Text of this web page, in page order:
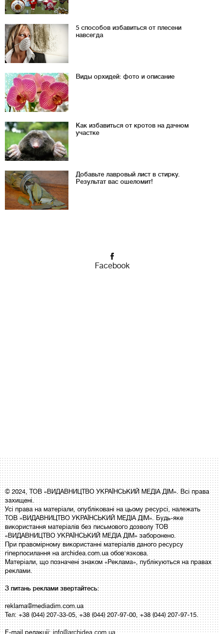
5 способов избавиться от плесени
навсегда
Виды орхидей: фото и описание
Как избавиться от кротов на дачном
участке
Добавьте лавровый лист в стирку.
Результат вас ошеломит!
Facebook
© 2024, ТОВ «ВИДАВНИЦТВО УКРАЇНСЬКИЙ МЕДІА ДІМ». Всі права
захищені.
Усі права на матеріали, опубліковані на цьому ресурсі, належать
ТОВ «ВИДАВНИЦТВО УКРАЇНСЬКИЙ МЕДІА ДІМ». Будь-яке
використання матеріалів без письмового дозволу ТОВ
«ВИДАВНИЦТВО УКРАЇНСЬКИЙ МЕДІА ДІМ» заборонено.
При правомірному використанні матеріалів даного ресурсу
гіперпосилання на archidea.com.ua обов'язкова.
Матеріали, що позначені знаком «Реклама», публікуються на правах
реклами.
З питань реклами звертайтесь:
reklama@mediadim.com.ua
Тел: +38 (044) 207-33-05, +38 (044) 207-97-00, +38 (044) 207-97-15.
E-mail редакції:info@archidea.com.ua